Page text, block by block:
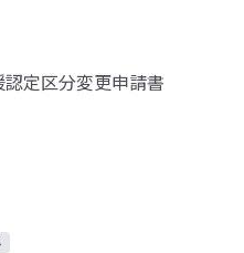
定区分変更申請書